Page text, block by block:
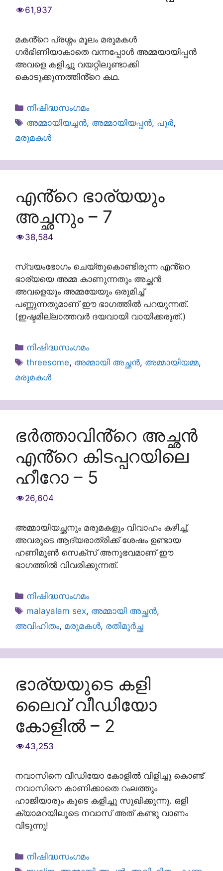
61,937
മകൻ്റെ പ്രശ്നം മൂലം മരുമകൾ
ഗർഭിണിയാകാതെ വന്നപ്പോൾ അമ്മയായിപ്പൻ
അവളെ കളിച്ചു വയറ്റിലുണ്ടാക്കി
കൊടുക്കുന്നത്തിൻ്റെ കഥ.
Categories
നിഷിദ്ധസംഗമം
Tags
അമ്മായിയച്ചൻ, അമ്മായിയപ്പൻ, പൂർ,
മരുമകൾ
എൻ്റെ ഭാര്യയും
അച്ഛനും – 7
38,584
സ്വയംഭോഗം ചെയ്തുകൊണ്ടിരുന്ന എൻ്റെ
ഭാര്യയെ അമ്മ കാണുന്നതും അച്ഛൻ
അവളെയും അമ്മയേയും ഒരുമിച്ച്
പണ്ണുന്നതുമാണ് ഈ ഭാഗത്തിൽ പറയുന്നത്.
(ഇഷ്ടമില്ലാത്തവർ ദയവായി വായിക്കരുത്.)
Categories
നിഷിദ്ധസംഗമം
Tags
threesome, അമ്മായി അച്ഛൻ, അമ്മായിയമ്മ,
മരുമകൾ
ഭർത്താവിൻ്റെ അച്ഛൻ
എൻ്റെ കിടപ്പറയിലെ
ഹീറോ – 5
26,604
അമ്മായിയച്ഛനും മരുമകളും വിവാഹം കഴിച്ച്,
അവരുടെ ആദ്യരാത്രിക്ക് ശേഷം ഉണ്ടായ
ഹണിമൂൺ സെക്സ് അനുഭവമാണ് ഈ
ഭാഗത്തിൽ വിവരിക്കുന്നത്.
Categories
നിഷിദ്ധസംഗമം
Tags
malayalam sex, അമ്മായി അച്ഛൻ,
അവിഹിതം, മരുമകൾ, രതിമൂര്‍ച്ഛ
ഭാര്യയുടെ കളി
ലൈവ് വീഡിയോ
കോളിൽ – 2
43,253
നവാസിനെ വീഡിയോ കോളിൽ വിളിച്ചു കൊണ്ട്
നവാസിനെ കാണിക്കാതെ റംലത്തും
ഹാജിയാരും കൂടെ കളിച്ചു സുഖിക്കുന്നു. ഒളി
ക്യാമറയിലൂടെ നവാസ് അത് കണ്ടു വാണം
വിടുന്നു!
Categories
നിഷിദ്ധസംഗമം